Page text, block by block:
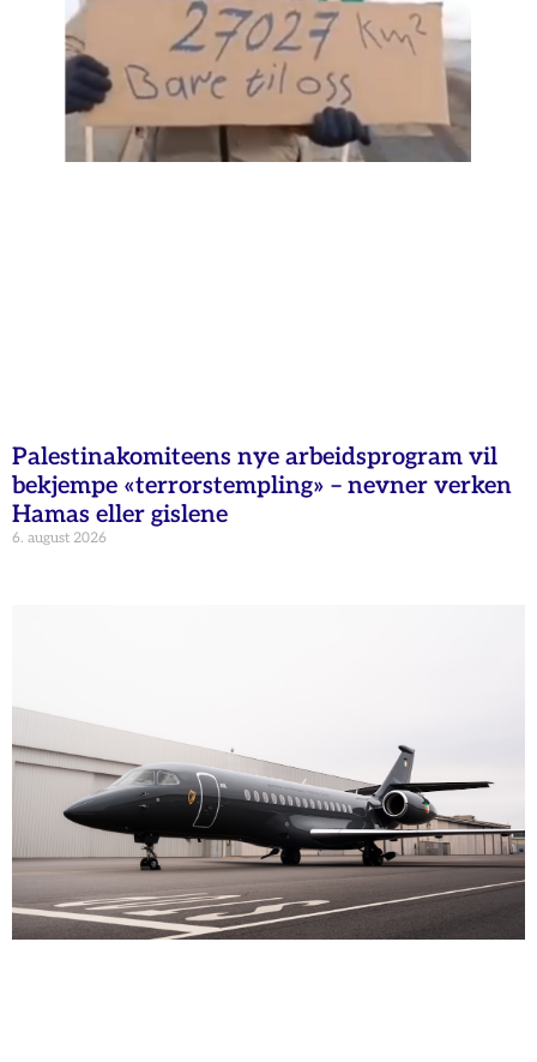
Palestinakomiteens nye arbeidsprogram vil
bekjempe «terrorstempling» – nevner verken
Hamas eller gislene
6. august 2026